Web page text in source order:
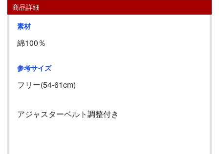
商品詳細
素材
綿100％
参考サイズ
フリー(54-61cm)
アジャスターベルト調整付き